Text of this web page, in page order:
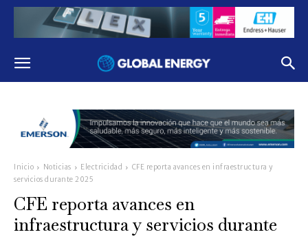
Inicio Noticias Electricidad
CFE reporta avances en infraestructura y
servicios durante 2025
CFE reporta avances en
infraestructura y servicios durante